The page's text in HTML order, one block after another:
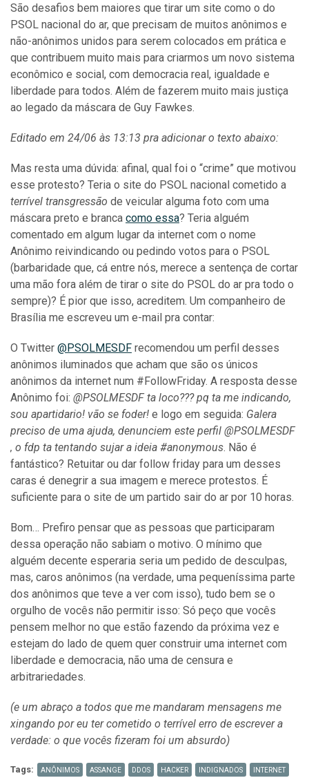
São desafios bem maiores que tirar um site como o do
PSOL nacional do ar, que precisam de muitos anônimos e
não-anônimos unidos para serem colocados em prática e
que contribuem muito mais para criarmos um novo sistema
econômico e social, com democracia real, igualdade e
liberdade para todos. Além de fazerem muito mais justiça
ao legado da máscara de Guy Fawkes.
Editado em 24/06 às 13:13 pra adicionar o texto abaixo:
Mas resta uma dúvida: afinal, qual foi o “crime” que motivou
esse protesto? Teria o site do PSOL nacional cometido a
terrível transgressão de veicular alguma foto com uma
máscara preto e branca como essa? Teria alguém
comentado em algum lugar da internet com o nome
Anônimo reivindicando ou pedindo votos para o PSOL
(barbaridade que, cá entre nós, merece a sentença de cortar
uma mão fora além de tirar o site do PSOL do ar pra todo o
sempre)? É pior que isso, acreditem. Um companheiro de
Brasília me escreveu um e-mail pra contar:
O Twitter @PSOLMESDF recomendou um perfil desses
anônimos iluminados que acham que são os únicos
anônimos da internet num #FollowFriday. A resposta desse
Anônimo foi: @PSOLMESDF ta loco??? pq ta me indicando,
sou apartidario! vão se foder! e logo em seguida: Galera
preciso de uma ajuda, denunciem este perfil @PSOLMESDF
, o fdp ta tentando sujar a ideia ‪#anonymous‬. Não é
fantástico? Retuitar ou dar follow friday para um desses
caras é denegrir a sua imagem e merece protestos. É
suficiente para o site de um partido sair do ar por 10 horas.
Bom… Prefiro pensar que as pessoas que participaram
dessa operação não sabiam o motivo. O mínimo que
alguém decente esperaria seria um pedido de desculpas,
mas, caros anônimos (na verdade, uma pequeníssima parte
dos anônimos que teve a ver com isso), tudo bem se o
orgulho de vocês não permitir isso: Só peço que vocês
pensem melhor no que estão fazendo da próxima vez e
estejam do lado de quem quer construir uma internet com
liberdade e democracia, não uma de censura e
arbitrariedades.
(e um abraço a todos que me mandaram mensagens me
xingando por eu ter cometido o terrível erro de escrever a
verdade: o que vocês fizeram foi um absurdo)
Tags: ANÔNIMOS ASSANGE DDOS HACKER INDIGNADOS INTERNET